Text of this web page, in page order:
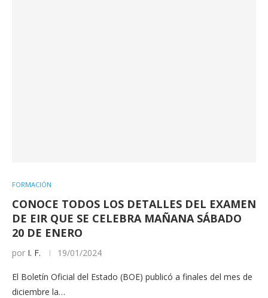
FORMACIÓN
CONOCE TODOS LOS DETALLES DEL EXAMEN
DE EIR QUE SE CELEBRA MAÑANA SÁBADO
20 DE ENERO
por I. F. 19/01/2024
El Boletín Oficial del Estado (BOE) publicó a finales del mes de
diciembre la…